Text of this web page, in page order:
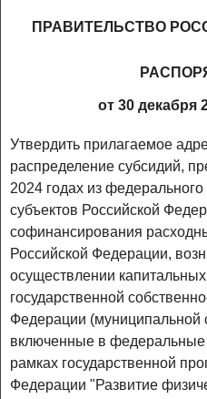
ПРАВИТЕЛЬСТВО
от 30 декабря
Утвердить прилагаемое
распределение субсидий,
2024 годах из
субъектов Российской
софинансирования
Российской Федерации,
осуществлении
государственной
Федерации (муниципальной
включенные в
рамках государственной
Федерации "Развитие